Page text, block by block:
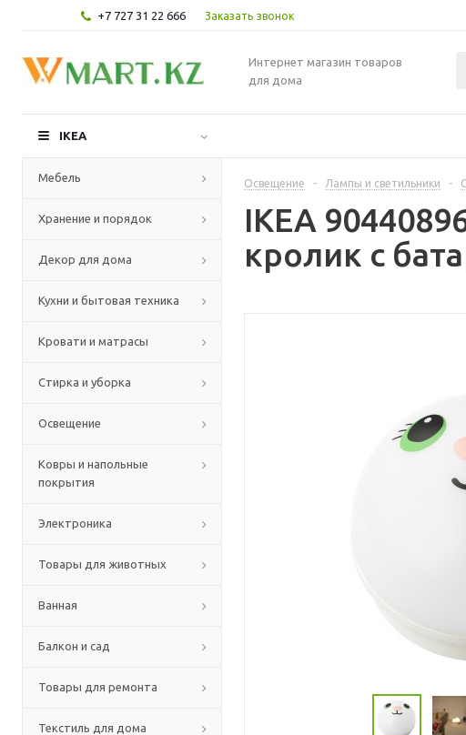
+7 727 31 22 666 Заказать звонок
Интернет магазин товаров
для дома
IKEA
Мебель
Хранение и порядок
Декор для дома
Кухни и бытовая техника
Кровати и матрасы
Стирка и уборка
Освещение
Ковры и напольные
покрытия
Электроника
Товары для животных
Ванная
Балкон и сад
Товары для ремонта
Текстиль для дома
Освещение - Лампы и светильники -
IKEA
кролик с